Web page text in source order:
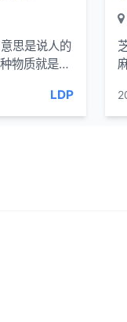
思是说人的
物质就是先
LDP